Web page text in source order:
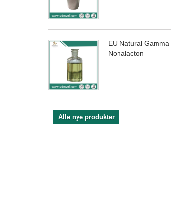
EU Natural Gamma
Nonalacton
Alle nye produkter